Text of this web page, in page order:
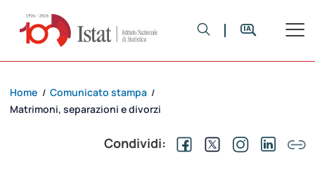
Home / Comunicato stampa /
Matrimoni, separazioni e divorzi
Condividi: